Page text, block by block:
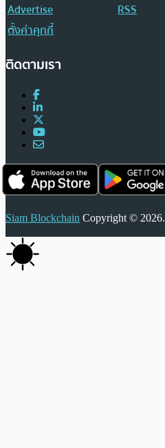
Advertise
RSS
ตั้งค่าคุกกี้
ติดตามเรา
Siam Blockchain Copyright © 2026.